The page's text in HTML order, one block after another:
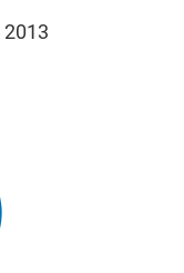
2013